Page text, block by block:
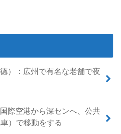
）：広州で有名な老舗で夜
際空港から深センへ、公共
）で移動をする